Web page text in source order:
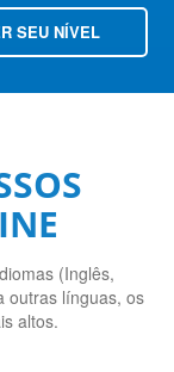
SEU NÍVEL
(Inglês,
outras línguas, os
altos.